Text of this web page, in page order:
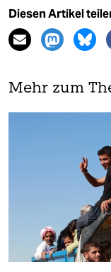
Diesen Artikel
Mehr zum